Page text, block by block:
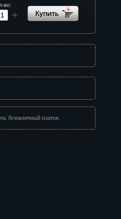
во:
безналичный платеж